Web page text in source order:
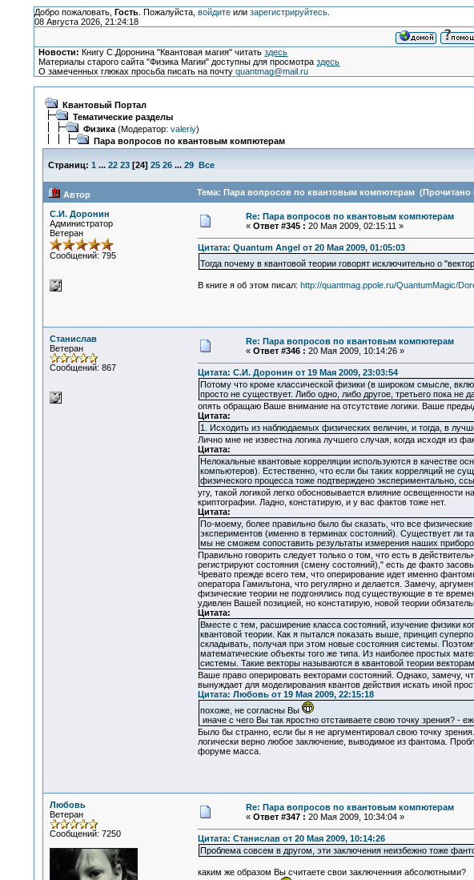
Добро пожаловать, Гость. Пожалуйста, войдитеили зарегистрируйтесь.
08 Августа 2026, 21:24:18
Новости: Книгу С.Доронина "Квантовая магия" читатьздесь
Материалы старого сайта "Физика Магии" доступны для просмотраздесь
О замеченных глюках просьба писать на почтуquantmag@mail.ru
Квантовый Портал
Тематические разделы
Физика(Модератор: valeriy)
Пара вопросов по квантовым компютерам
Страниц: 1 ... 22 23[24] 25 26 ... 29 Все
Автор Тема: Пара вопросов по квантовым компютерам (Прочитано
С.И. Доронин
Администратор
Ветеран
Сообщений: 795
Re: Пара вопросов по квантовым компютерам
« Ответ #345 : 20 Мая 2009, 02:15:11 »
Цитата: Quantum Angel от 20 Мая 2009, 01:05:03
Тогда почему в квантовой теории говорят исключительно о
В книге я об этом писал: http://quantmag.ppole.ru/QuantumMagic/
Станислав
Ветеран
Сообщений: 867
Re: Пара вопросов по квантовым компютерам
« Ответ #346 : 20 Мая 2009, 10:14:26 »
Цитата: С.И. Доронин от 19 Мая 2009, 23:03:54
Потому что кроме классической физики (в широком смысле,
просто не существует. Либо одно, либо другое, третьего пока
опять обращаю Ваше внимание на отсутствие логики. Ваше
Цитата:
1. Исходить из наблюдаемых физических величин, и тогда, в
Лично мне не известна логика лучшего случая, когда исходя из
Цитата:
Нелокальные квантовые корреляции используются в качестве
компьютеров). Естественно, что если бы таких корреляций не
физического процесса тоже подтверждено экспериментально,
угу, такой логикой легко обосновывается влияние
криптографии. Ладно, констатирую, и у вас фактов тоже нет.
Цитата:
По-моему, более правильно было бы сказать, что все
экспериментов (именно в терминах состояний). Существует ли
мы не сможем сопоставить результаты измерения наших
Правильно говорить следует только о том, что есть в
регистрируют состояния (смену состояний)," есть де факто
Чревато прежде всего тем, что оперирование идет именно
оператора Гамильтона, что регулярно и делается. Замечу,
физические теории не подгонялись под существующие в те
удивлен Вашей позицией, но констатирую, новой теории
Цитата:
Вместе с тем, расширение класса состояний, изучение физики
квантовой теории. Как я пытался показать выше, принцип
складывать, получая при этом новые состояния системы.
математические объекты того же типа. Из наиболее простых
системы. Такие векторы называются в квантовой теории
Ваше право оперировать векторами состояний. Однако, замечу,
вынуждает для моделирования квантов действия искать иной
Цитата: Любовь от 19 Мая 2009, 22:15:18
похоже, не согласны Вы
иначе с чего Вы так яростно отстаиваете свою точку зрения? -
Было бы странно, если бы я не аргументировал свою точку
логически верно любое заключение, выводимое из фантома.
форуме масса.
Любовь
Ветеран
Сообщений: 7250
Re: Пара вопросов по квантовым компютерам
« Ответ #347 : 20 Мая 2009, 10:34:04 »
Цитата: Станислав от 20 Мая 2009, 10:14:26
Проблема совсем в другом, эти заключения неизбежно тоже
каким же образом Вы считаете свои заключенния абсолютными?